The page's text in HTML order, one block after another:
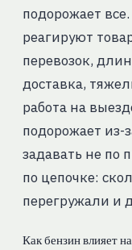
подорожает
реагируют
перевозок,
доставка,
работа на
подорожает из-
задавать не по
по цепочке:
перегружали и
Как бензин влияет